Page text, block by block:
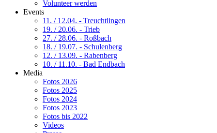
Volunteer werden
Events
11. / 12.04. - Treuchtlingen
19. / 20.06. - Trieb
27. / 28.06. - Roßbach
18. / 19.07. - Schulenberg
12. / 13.09. - Rabenberg
10. / 11.10. - Bad Endbach
Media
Fotos 2026
Fotos 2025
Fotos 2024
Fotos 2023
Fotos bis 2022
Videos